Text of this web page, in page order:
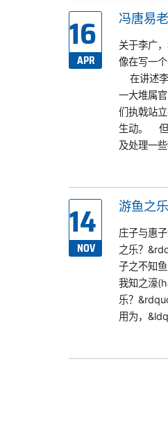
16
APR
冯唐易
关于李广
像在写一
在讲述李
一大堆属
们执戟站
生动。 但
及处理一
14
NOV
游鱼之
庄子与惠
之乐？
子之不知
我知之濠
乐？
用为，